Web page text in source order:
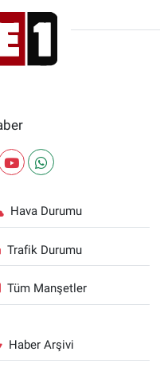
Hava Durumu
Trafik Durumu
Tüm Manşetler
Haber Arşivi